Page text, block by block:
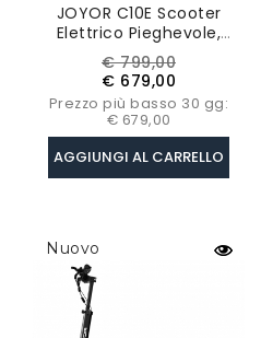
JOYOR C10E Scooter
Elettrico Pieghevole,
Certificazione ABE,
Motore 500W,
Pneumatici 10”, Velocità
Massima 20km/h
Prezzo
base
€ 799,00Prezzo
€ 679,00
Prezzo più basso 30 gg:
€ 679,00
AGGIUNGI AL CARRELLO
Nuovo